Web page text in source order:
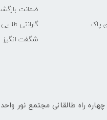
پاک
ضمانت
گارانتی طلایی
شگفت انگیز
راه طالقانی مجتمع نور واحد